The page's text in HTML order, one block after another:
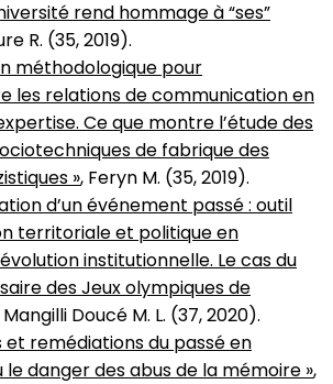
rend hommage à “ses”
R. (35, 2019).
méthodologique pour
les relations de communication en
Ce que montre l’étude des
de fabrique des
», Feryn M. (35, 2019).
d’un événement passé : outil
territoriale et politique en
institutionnelle. Le cas du
des Jeux olympiques de
Mangilli Doucé M. L. (37, 2020).
et remédiations du passé en
le danger des abus de la mémoire »,